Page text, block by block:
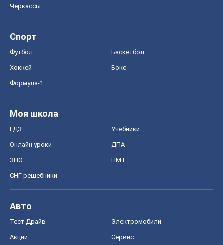
Черкассы
Спорт
Футбол Баскетбол
Хоккей Бокс
Формула-1
Моя школа
ГДЗ Учебники
Онлайн уроки ДПА
ЗНО НМТ
СНГ решебники
Авто
Тест Драйв Электромобили
Акции Сервис